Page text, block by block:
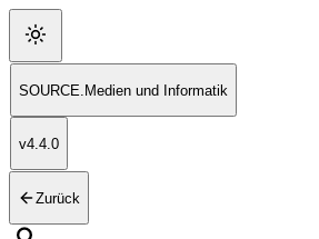
SOURCE Medien und Informatik
v4.4.0
Zurück